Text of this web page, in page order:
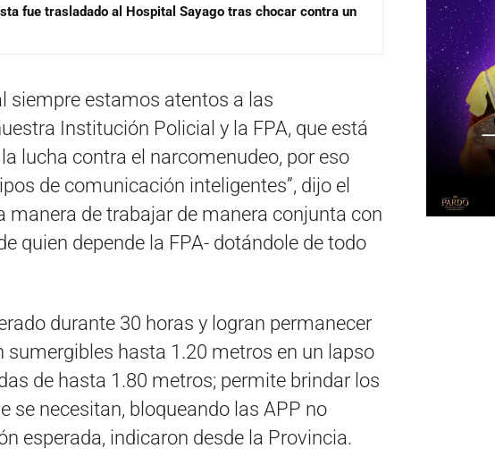
fue trasladado al Hospital Sayago tras chocar contra un
siempre estamos atentos a las
Institución Policial y la FPA, que está
lucha contra el narcomenudeo, por eso
de comunicación inteligentes”, dijo el
manera de trabajar de manera conjunta con
quien depende la FPA- dotándole de todo
durante 30 horas y logran permanecer
sumergibles hasta 1.20 metros en un lapso
de hasta 1.80 metros; permite brindar los
se necesitan, bloqueando las APP no
esperada, indicaron desde la Provincia.